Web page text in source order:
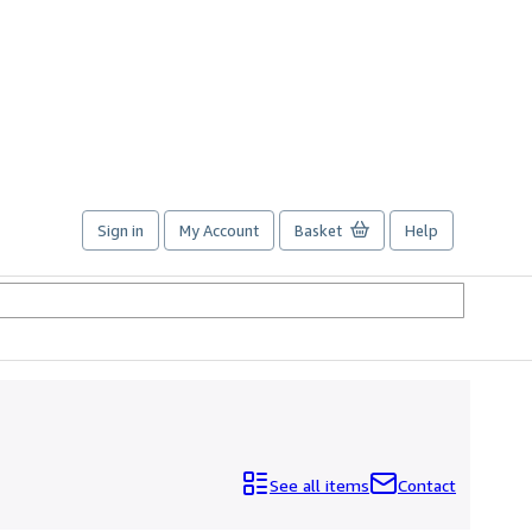
Sign in My Account Basket Help
See all items Contact